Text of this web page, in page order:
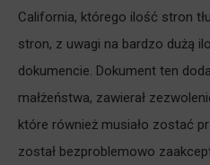
California, którego ilość stron
stron, z uwagi na bardzo dużą
dokumencie. Dokument ten
małżeństwa, zawierał
które również musiało zostać
został bezproblemowo